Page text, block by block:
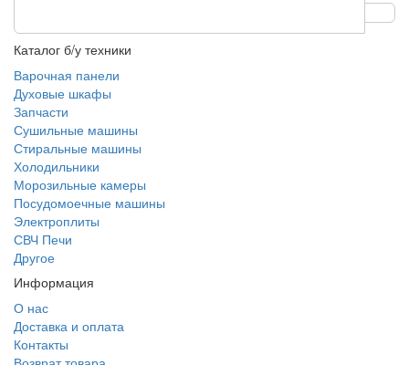
Каталог б/у техники
Варочная панели
Духовые шкафы
Запчасти
Сушильные машины
Стиральные машины
Холодильники
Морозильные камеры
Посудомоечные машины
Электроплиты
СВЧ Печи
Другое
Информация
О нас
Доставка и оплата
Контакты